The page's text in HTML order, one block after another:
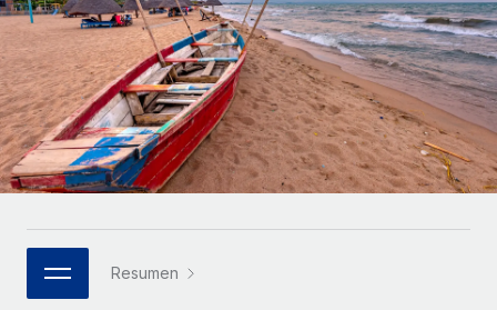
INFRAESTRUCTURA
Conexión Remote
Integra los RR. HH. en tus flujos de trabajo sin
complicaciones.
Plataforma
Funciones esenciales de RR. HH. integradas para tu
Conectar
Conecta cualquier herramienta de IA con Remote
Mediana empresa
Amplía tu equipo con soluciones de RR. HH.
personalizadas.
Empresa
RR. HH. globales para grandes empresas.
ASOCIARSE
Socios tecnológicos estratégicos
Integra la gestión de los RR. HH. globales en tu
Guías y recursos
Casos prácticos
Glosario de RR. HH.
Listas de verificación y plantillas
Biblioteca de descripciones de puestos
Webinarios
Español
Italiano
Português (Portugal)
日本語
한국어
中文（简体）Resumen